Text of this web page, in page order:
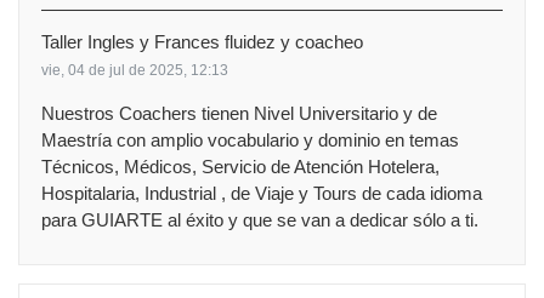
Taller Ingles y Frances fluidez y coacheo
vie, 04 de jul de 2025, 12:13
Nuestros Coachers tienen Nivel Universitario y de
Maestría con amplio vocabulario y dominio en temas
Técnicos, Médicos, Servicio de Atención Hotelera,
Hospitalaria, Industrial , de Viaje y Tours de cada idioma
para GUIARTE al éxito y que se van a dedicar sólo a ti.